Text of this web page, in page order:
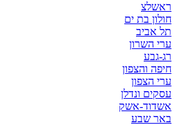
בת ים
ונדלן
אשק